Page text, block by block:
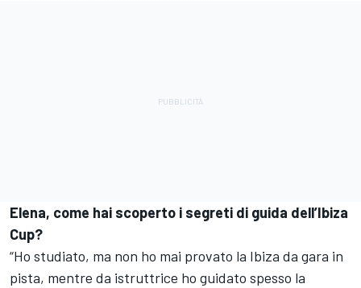
Elena, come hai scoperto i segreti di guida dell’Ibiza
Cup?
“Ho studiato, ma non ho mai provato la Ibiza da gara in
pista, mentre da istruttrice ho guidato spesso la